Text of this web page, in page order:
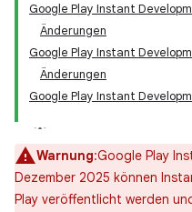
Google Play Instant
Änderungen
Google Play Instant
Änderungen
Google Play Instant
Warnung:Google Play
Dezember 2025 können
Play veröffentlicht werden